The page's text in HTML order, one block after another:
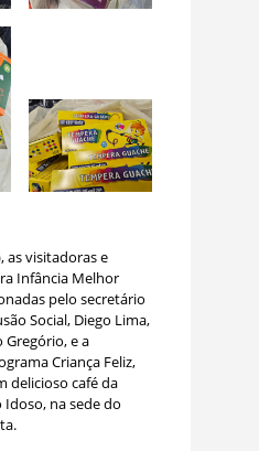
as visitadoras e
Infância Melhor
pelo secretário
Social, Diego Lima,
e a
Criança Feliz,
delicioso café da
na sede do